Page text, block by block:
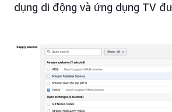
dụng di động và ứng dụng TV